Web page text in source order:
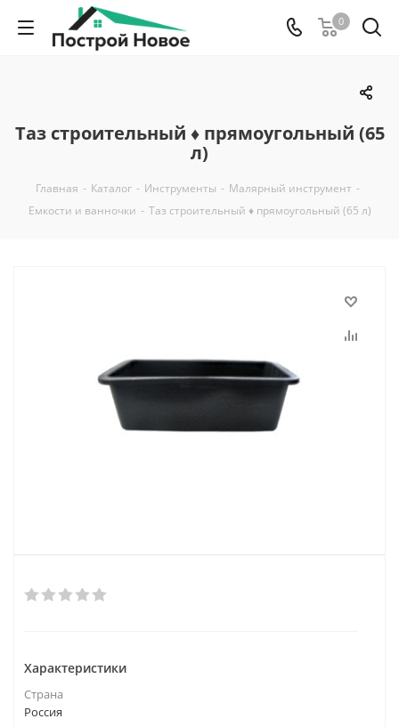
0
Таз строительный ♦ прямоугольный (65
л)
Главная - Каталог - Инструменты - Малярный инструмент -
Емкости и ванночки - Таз строительный ♦ прямоугольный (65 л)
Характеристики
Страна
Россия